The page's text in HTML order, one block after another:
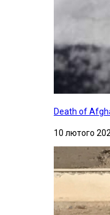
Death of
10 лютого